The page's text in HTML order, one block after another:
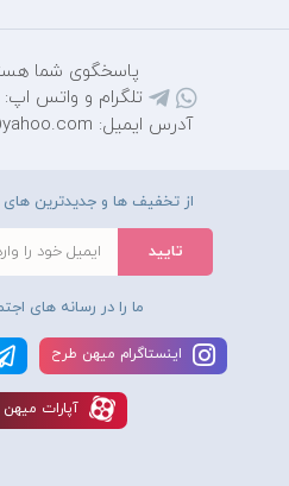
پاسخگوی شما
تلگرام و واتس اپ: 09128509979
آدرس ایمیل: mihantarh@yahoo.com
از تخفیف ها و جدیدترین
ما را در رسانه های
اينستاگرام ميهن طرح
آپارات